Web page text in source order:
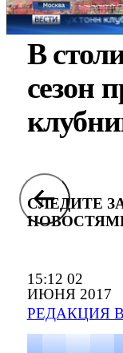
15:12 02
ИЮНЯ 2017
РЕДАКЦИЯ
В
сезон
СЛЕДИТЕ